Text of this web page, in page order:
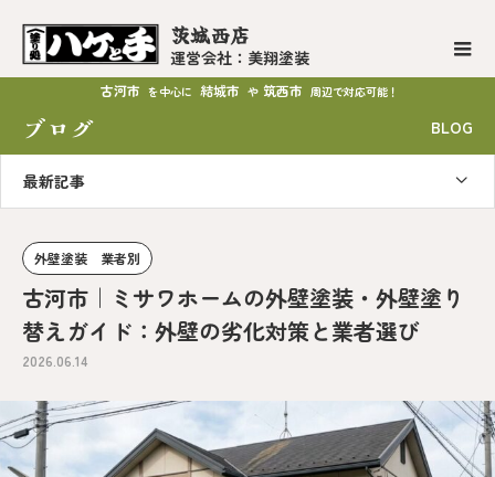
茨城西店
運営会社：美翔塗装
古河市 を中心に 結城市 や 筑西市 周辺で対応可能！
ブログ BLOG
最新記事
外壁塗装 業者別
古河市｜ミサワホームの外壁塗装・外壁塗り
替えガイド：外壁の劣化対策と業者選び
2026.06.14